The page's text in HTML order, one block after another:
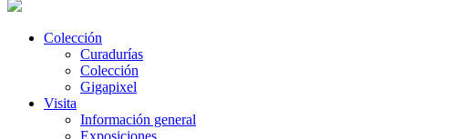
Colección
Curadurías
Colección
Gigapixel
Visita
Información general
Exposiciones